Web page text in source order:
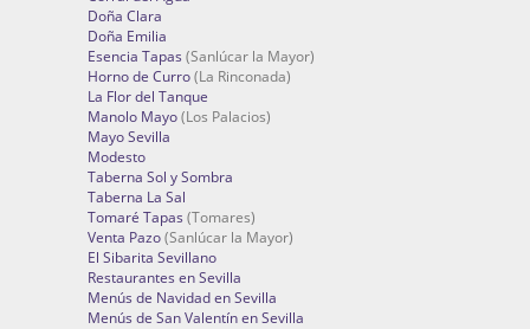
Doña Clara
Doña Emilia
Esencia Tapas (Sanlúcar la Mayor)
Horno de Curro(La Rinconada)
La Flor del Tanque
Manolo Mayo(Los Palacios)
Mayo Sevilla
Modesto
Taberna Sol y Sombra
Taberna La Sal
Tomaré Tapas (Tomares)
Venta Pazo(Sanlúcar la Mayor)
El Sibarita Sevillano
Restaurantes en Sevilla
Menús de Navidad en Sevilla
Menús de San Valentín en Sevilla